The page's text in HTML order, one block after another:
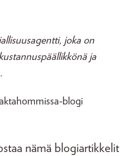
joka on
ja
blogi
nämä blogiartikkelit